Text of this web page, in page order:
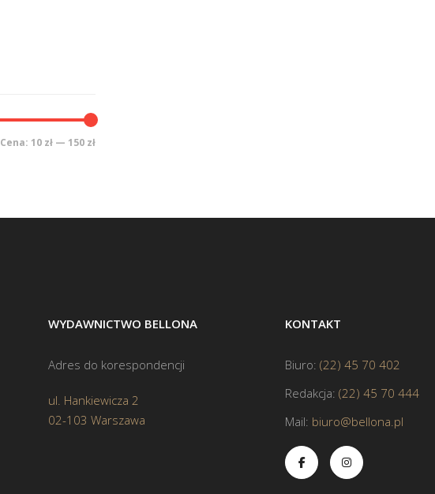
Cena: 10 zł — 150 zł
WYDAWNICTWO BELLONA
Adres do korespondencji
ul. Hankiewicza 2
02-103 Warszawa
KONTAKT
Biuro: (22) 45 70 402
Redakcja: (22) 45 70 444
Mail: biuro@bellona.pl